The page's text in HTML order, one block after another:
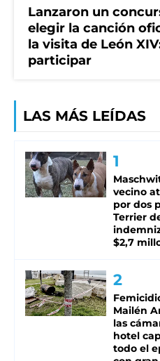
Lanzaron un
elegir la canción
la visita de León
participar
LAS MÁS LEÍDAS
vecino
por dos
Terrier
$2,7
Mailén
las
hotel
todo el